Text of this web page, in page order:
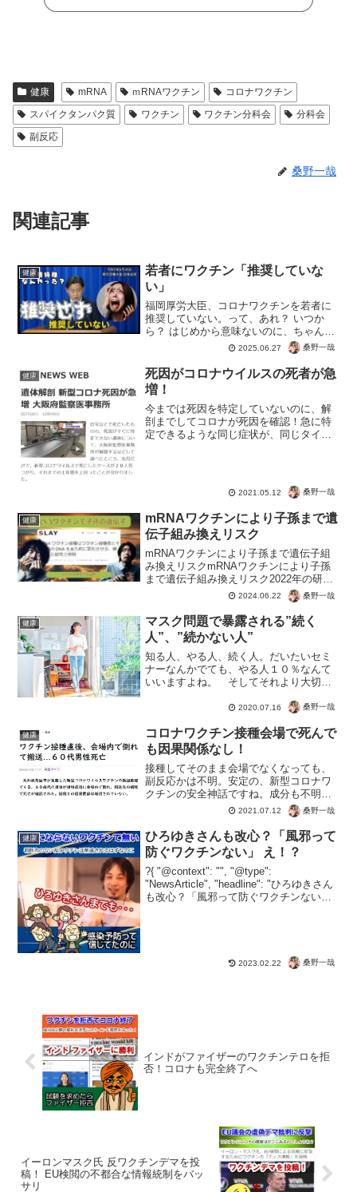
健康 mRNA ｍRNAワクチン
コロナワクチン
スパイクタンパク質
ワクチン ワクチン分科会
分科会
副反応
桑野一哉
関連記事
健康
若者にワクチン「推奨していな
い」
福岡厚労大臣、コロナワクチンを若者に
推奨していない。って、あれ？ いつか
ら？ はじめから意味ないのに、ちゃんと
発表した？「スパイクタンパクは短期間
で消える」というのがデマとイエール大
学の研究で確定。ワクチンを推進してい
た専門家の虚偽情報が確...
2025.06.27 桑野一哉
健康
死因がコロナウイルスの死者が急
増！
今までは死因を特定していないのに、解
剖までしてコロナが死因を確認！急に特
定できるような同じ症状が、同じタイミ
「無症状」、あらゆる病気の...
2021.05.12 桑野一哉
健康
mRNAワクチンにより子孫まで遺
伝子組み換えリスク
mRNAワクチンにより子孫まで遺伝子組
み換えリスクmRNAワクチンにより子孫
まで遺伝子組み換えリスク2022年の研究
が元とのことで、すでに２年前から陰謀
論が科学的に証明。ワクチンを推進して
いた専門家は、世界から周回遅れどころ
か能力にも疑問。...
2024.06.22 桑野一哉
健康
マスク問題で暴露される”続く
人”、”続かない人”
知る人、やる人、続く人。だいたいセミ
ナーなんかでても、やる人１０％なんて
いいますよね。 そしてそれより大切
１人しか、何事も続かない。５％とかで
で、少数ということで。 ...
2020.07.16 桑野一哉
健康
コロナワクチン接種会場で死んで
も因果関係なし！
接種してそのまま会場でなくなっても、
副反応かは不明。安定の、新型コロナワ
クチンの安全神話ですね。成分も不明で
人体実験中なんだから、そりゃ因果関係
を証明できるわけがない。逆に製薬会社
から、死因とする根拠を求められても証
明しようがない。そういう...
2021.07.12 桑野一哉
健康
ひろゆきさんも改心？「風邪って
防ぐワクチンない」 え！？
?{ "@context": "", "@type":
"NewsArticle", "headline": "ひろゆきさん
も改心？「風邪って防ぐワクチンない」
2023.02.22 桑野一哉
インドがファイザーのワクチンテロを拒
否！コロナも完全終了へ
イーロンマスク氏 反ワクチンデマを投
稿！ EU検閲の不都合な情報統制をバッ
サリ